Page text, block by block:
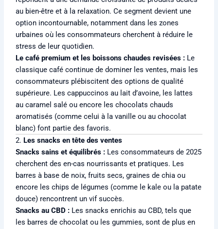
au bien-être et à la relaxation. Ce segment devient une
option incontournable, notamment dans les zones
urbaines où les consommateurs cherchent à réduire le
stress de leur quotidien.
Le café premium et les boissons chaudes revisées : Le
classique café continue de dominer les ventes, mais les
consommateurs plébiscitent des options de qualité
supérieure. Les cappuccinos au lait d’avoine, les lattes
au caramel salé ou encore les chocolats chauds
aromatisés (comme celui à la vanille ou au chocolat
blanc) font partie des favoris.
2. Les snacks en tête des ventes
Snacks sains et équilibrés : Les consommateurs de 2025
cherchent des en-cas nourrissants et pratiques. Les
barres à base de noix, fruits secs, graines de chia ou
encore les chips de légumes (comme le kale ou la patate
douce) rencontrent un vif succès.
Snacks au CBD : Les snacks enrichis au CBD, tels que
les barres de chocolat ou les gummies, sont de plus en